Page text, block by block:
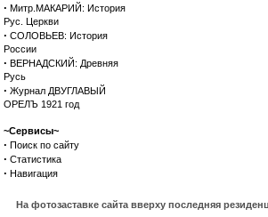
· Митр.МАКАРИЙ: История
Рус. Церкви
· СОЛОВЬЕВ: История
России
· ВЕРНАДСКИЙ: Древняя
Русь
· Журнал ДВУГЛАВЫЙ
ОРЕЛЪ 1921 год
~Сервисы~
· Поиск по сайту
· Статистика
· Навигация
На фотозаставке сайта вверху последняя